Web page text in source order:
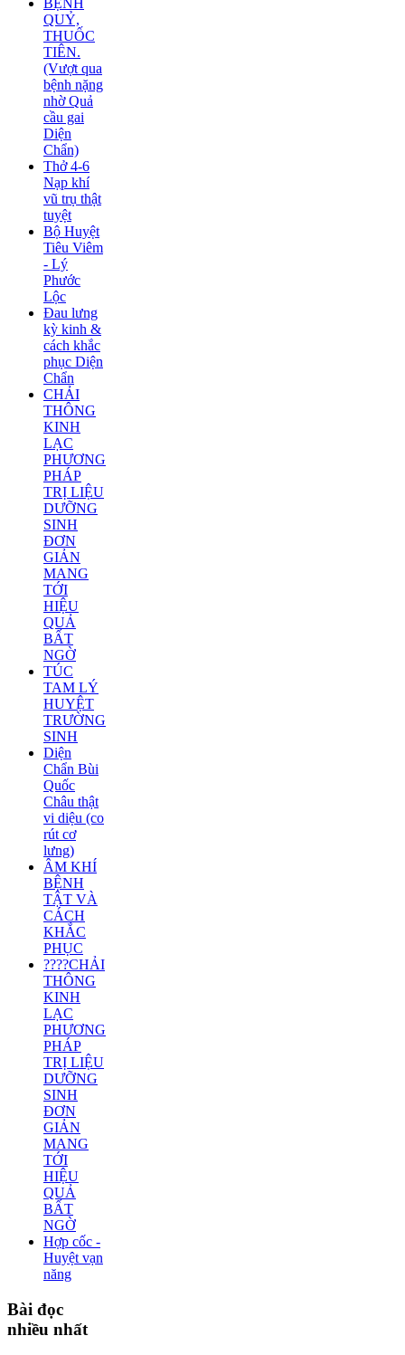
BỆNH
QUỶ,
THUỐC
TIÊN.
(Vượt qua
bệnh nặng
nhờ Quả
cầu gai
Diện
Chẩn)
Thở 4-6
Nạp khí
vũ trụ thật
tuyệt
Bộ Huyệt
Tiêu Viêm
- Lý
Phước
Lộc
Đau lưng
kỳ kinh &
cách khắc
phục Diện
Chẩn
CHẢI
THÔNG
KINH
LẠC
PHƯƠNG
PHÁP
TRỊ LIỆU
DƯỠNG
SINH
ĐƠN
GIẢN
MANG
TỚI
HIỆU
QUẢ
BẤT
NGỜ
TÚC
TAM LÝ
HUYỆT
TRƯỜNG
SINH
Diện
Chẩn Bùi
Quốc
Châu thật
vi diệu (co
rút cơ
lưng)
ÂM KHÍ
BỆNH
TẬT VÀ
CÁCH
KHẮC
PHỤC
????CHẢI
THÔNG
KINH
LẠC
PHƯƠNG
PHÁP
TRỊ LIỆU
DƯỠNG
SINH
ĐƠN
GIẢN
MANG
TỚI
HIỆU
QUẢ
BẤT
NGỜ
Hợp cốc -
Huyệt vạn
năng
Bài đọc
nhiều nhất